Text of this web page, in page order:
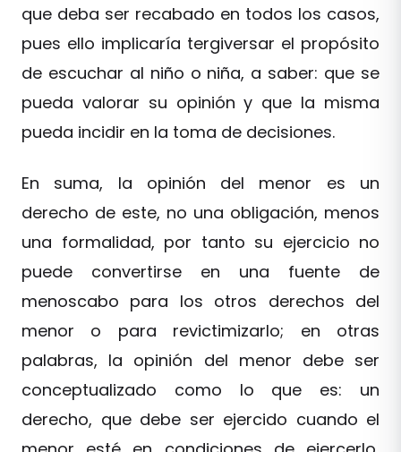
que deba ser recabado en todos los casos,
pues ello implicaría tergiversar el propósito
de escuchar al niño o niña, a saber: que se
pueda valorar su opinión y que la misma
pueda incidir en la toma de decisiones.
En suma, la opinión del menor es un
derecho de este, no una obligación, menos
una formalidad, por tanto su ejercicio no
puede convertirse en una fuente de
menoscabo para los otros derechos del
menor o para revictimizarlo; en otras
palabras, la opinión del menor debe ser
conceptualizado como lo que es: un
derecho, que debe ser ejercido cuando el